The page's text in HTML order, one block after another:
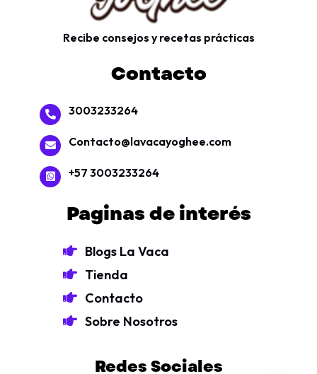
Recibe consejos y recetas prácticas
Contacto
3003233264
Contacto@lavacayoghee.com
+57 3003233264
Paginas de interés
Blogs La Vaca
Tienda
Contacto
Sobre Nosotros
Redes Sociales